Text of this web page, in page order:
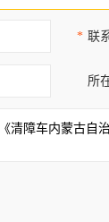
* 联
所